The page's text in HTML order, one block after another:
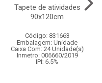
Tapete de atividades
90x120cm
Código: 831663
Embalagem: Unidade
Caixa Com: 24 Unidade(s)
Inmetro: 006660/2019
IPI: 6.5%